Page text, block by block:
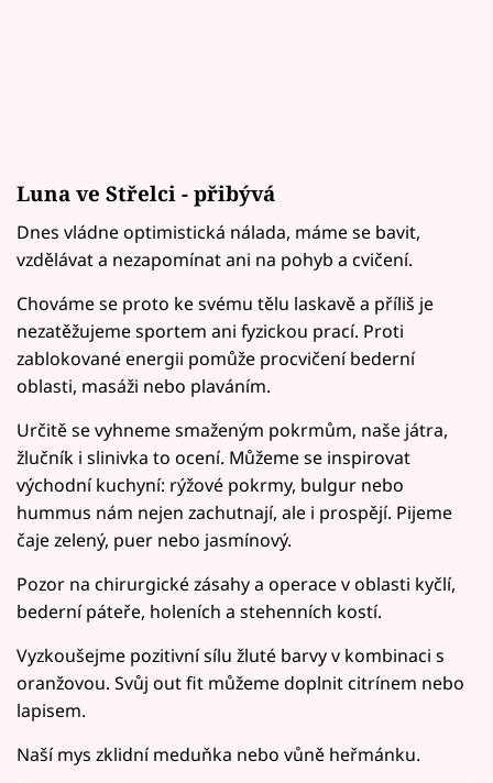
Luna ve Střelci - přibývá
Dnes vládne optimistická nálada, máme se bavit,
vzdělávat a nezapomínat ani na pohyb a cvičení.
Chováme se proto ke svému tělu laskavě a příliš je
nezatěžujeme sportem ani fyzickou prací. Proti
zablokované energii pomůže procvičení bederní
oblasti, masáži nebo plaváním.
Určitě se vyhneme smaženým pokrmům, naše játra,
žlučník i slinivka to ocení. Můžeme se inspirovat
východní kuchyní: rýžové pokrmy, bulgur nebo
hummus nám nejen zachutnají, ale i prospějí. Pijeme
čaje zelený, puer nebo jasmínový.
Pozor na chirurgické zásahy a operace v oblasti kyčlí,
bederní páteře, holeních a stehenních kostí.
Vyzkoušejme pozitivní sílu žluté barvy v kombinaci s
oranžovou. Svůj out fit můžeme doplnit citrínem nebo
lapisem.
Naší mys zklidní meduňka nebo vůně heřmánku.